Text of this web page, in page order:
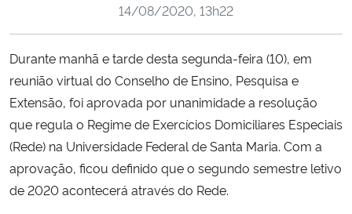
Ministério da Ciência, Tecnologia, Inovações e Comunicações
Ministério do Meio Ambiente
Ministério do Turismo
14/08/2020, 13h22
Durante manhã e tarde desta segunda-feira (10), em
reunião virtual do Conselho de Ensino, Pesquisa e
Extensão, foi aprovada por unanimidade a resolução
que regula o Regime de Exercícios Domiciliares Especiais
(Rede) na Universidade Federal de Santa Maria. Com a
aprovação, ficou definido que o segundo semestre letivo
de 2020 acontecerá através do Rede.